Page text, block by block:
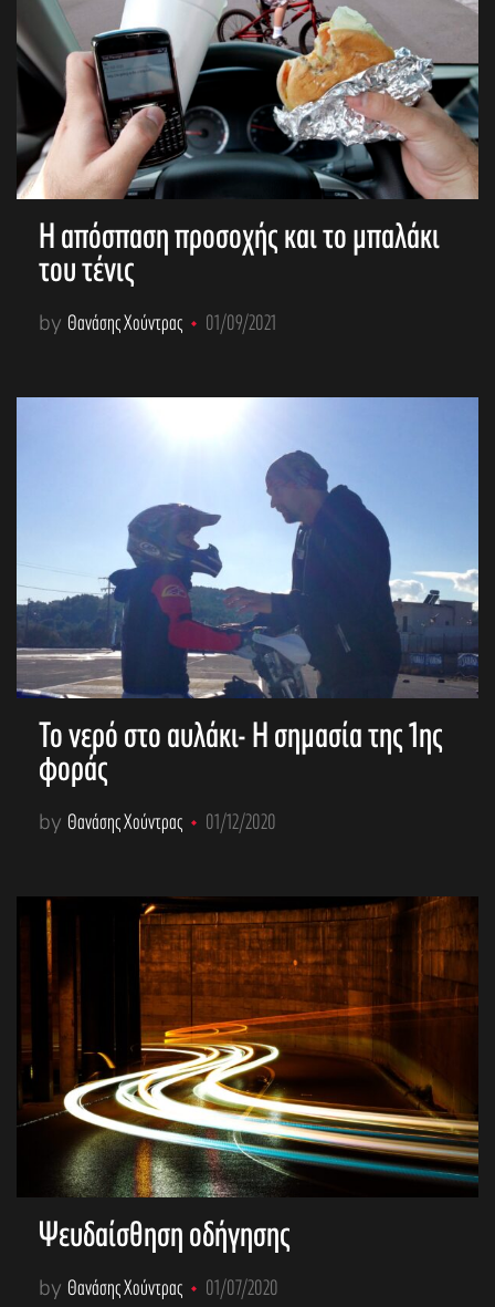
Η απόσπαση προσοχής και το μπαλάκι
του τένις
by Θανάσης Χούντρας 01/09/2021
Το νερό στο αυλάκι- Η σημασία της 1ης
φοράς
by Θανάσης Χούντρας 01/12/2020
Ψευδαίσθηση οδήγησης
by Θανάσης Χούντρας 01/07/2020